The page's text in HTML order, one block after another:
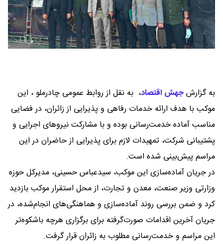
به گزارشجهش اقتصاد، به نقل از روابط عمومی چادرملو ، این
موکب با هدف ارائه خدمات رفاهی و پذیرایی از زائران، در فضایی
مناسب آماده خدمت‌رسانی بوده و با مشارکت نیروهای اجرایی و
پشتیبانی شرکت، تمهیدات لازم برای پذیرایی از حاضران در این
مراسم پیش‌بینی شده است.
در جریان آماده‌سازی این موکب، سیدعباس حسینی، مدیرکل حوزه
وزارتی وزیر صنعت، معدن و تجارت، از محل استقرار موکب بازدید
کرد و ضمن بررسی روند آماده‌سازی و هماهنگی‌های انجام‌شده، در
جریان آخرین اقدامات صورت‌گرفته برای برگزاری هرچه باشکوه‌تر
این مراسم و خدمت‌رسانی مطلوب به زائران قرار گرفت.